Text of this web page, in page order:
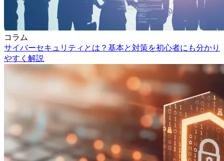
コラム
サイバーセキュリティとは？基本と対策を初心者にも分かり
やすく解説